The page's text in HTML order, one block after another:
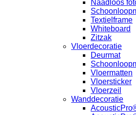
Naadloos
Textielframe
Whiteboard
Zitzak
Vloerdecoratie
Deurmat
Vloermatten
Vloersticker
Vloerzeil
Wanddecoratie